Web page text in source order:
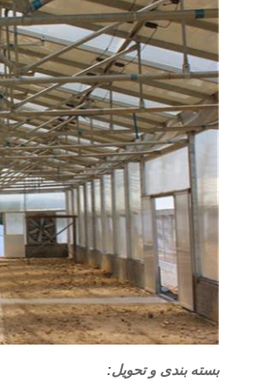
بسته بندی و تحویل: